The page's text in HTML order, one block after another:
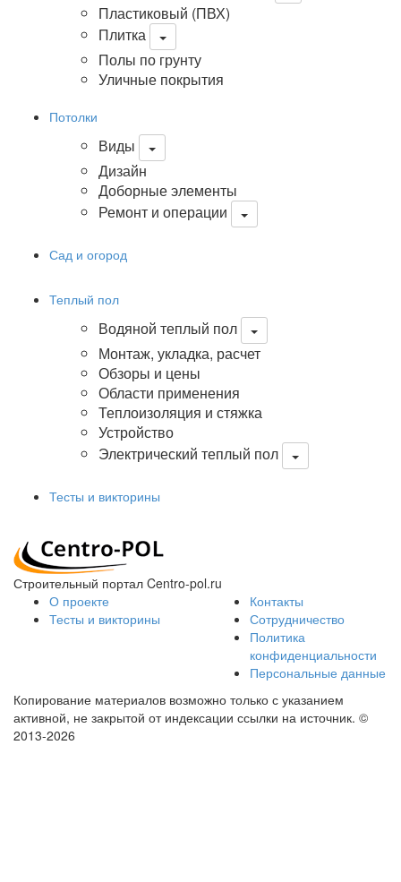
Пластиковый (ПВХ)
Плитка
Полы по грунту
Уличные покрытия
Потолки
Виды
Дизайн
Доборные элементы
Ремонт и операции
Сад и огород
Теплый пол
Водяной теплый пол
Монтаж, укладка, расчет
Обзоры и цены
Области применения
Теплоизоляция и стяжка
Устройство
Электрический теплый пол
Тесты и викторины
Строительный портал Centro-pol.ru
О проекте
Тесты и викторины
Контакты
Сотрудничество
Политика
конфиденциальности
Персональные данные
Копирование материалов возможно только с указанием
активной, не закрытой от индексации ссылки на источник. ©
2013-2026